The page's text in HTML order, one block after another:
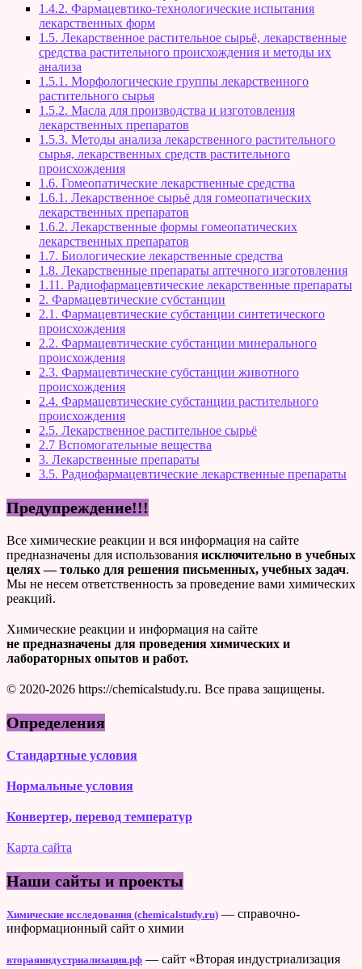
1.4.2. Фармацевтико-технологические испытания
лекарственных форм
1.5. Лекарственное растительное сырьё, лекарственные
средства растительного происхождения и методы их
анализа
1.5.1. Морфологические группы лекарственного
растительного сырья
1.5.2. Масла для производства и изготовления
лекарственных препаратов
1.5.3. Методы анализа лекарственного растительного
сырья, лекарственных средств растительного
происхождения
1.6. Гомеопатические лекарственные средства
1.6.1. Лекарственное сырьё для гомеопатических
лекарственных препаратов
1.6.2. Лекарственные формы гомеопатических
лекарственных препаратов
1.7. Биологические лекарственные средства
1.8. Лекарственные препараты аптечного изготовления
1.11. Радиофармацевтические лекарственные препараты
2. Фармацевтические субстанции
2.1. Фармацевтические субстанции синтетического
происхождения
2.2. Фармацевтические субстанции минерального
происхождения
2.3. Фармацевтические субстанции животного
происхождения
2.4. Фармацевтические субстанции растительного
происхождения
2.5. Лекарственное растительное сырьё
2.7 Вспомогательные вещества
3. Лекарственные препараты
3.5. Радиофармацевтические лекарственные препараты
Предупреждение!!!
Все химические реакции и вся информация на сайте
предназначены для использования исключительно в учебных
целях — только для решения письменных, учебных задач.
Мы не несем ответственность за проведение вами химических
реакций.
Химические реакции и информация на сайте
не предназначены для проведения химических и
лабораторных опытов и работ.
© 2020-2026 https://chemicalstudy.ru. Все права защищены.
Определения
Стандартные условия
Нормальные условия
Конвертер, перевод температур
Карта сайта
Наши сайты и проекты
Химические исследования (chemicalstudy.ru) — справочно-
информационный сайт о химии
втораяиндустриализация.рф — сайт «Вторая индустриализация